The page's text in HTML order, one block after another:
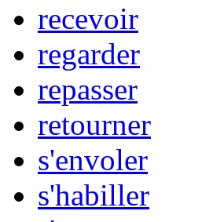
recevoir
regarder
repasser
retourner
s'envoler
s'habiller